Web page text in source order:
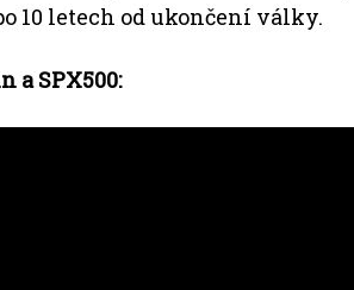
10 letech od ukončení války.
a SPX500: